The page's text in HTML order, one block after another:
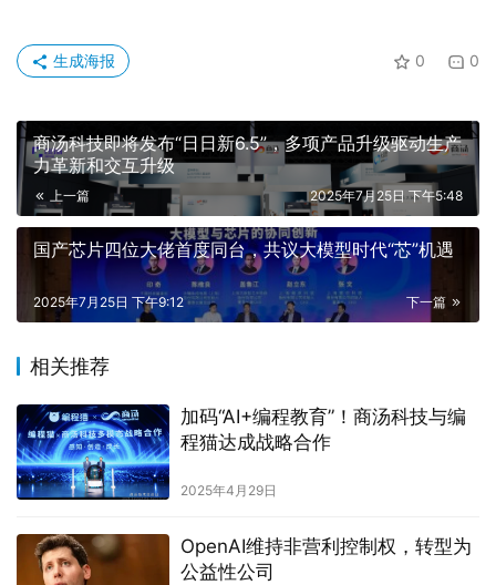
0 0
生成海报
商汤科技即将发布“日日新6.5”，多项产品升级驱动生产
力革新和交互升级
上一篇 2025年7月25日 下午5:48
国产芯片四位大佬首度同台，共议大模型时代“芯”机遇
下一篇
2025年7月25日 下午9:12
相关推荐
加码“AI+编程教育”！商汤科技与编
程猫达成战略合作
2025年4月29日
OpenAI维持非营利控制权，转型为
公益性公司